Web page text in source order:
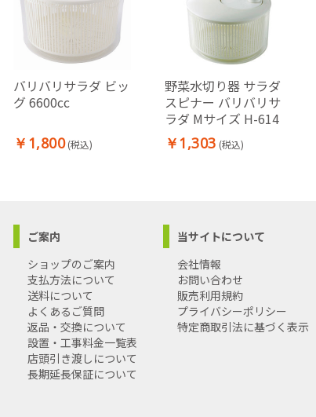
バリバリサラダ ビッ
グ 6600cc
￥1,800 (税込)
野菜水切り器 サラダ
スピナー バリバリサ
ラダ Mサイズ H-614
￥1,303 (税込)
ご案内
ショップのご案内
支払方法について
送料について
よくあるご質問
返品・交換について
設置・工事料金一覧表
店頭引き渡しについて
長期延長保証について
当サイトについて
会社情報
お問い合わせ
販売利用規約
プライバシーポリシー
特定商取引法に基づく表示